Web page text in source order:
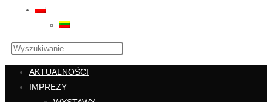
AKTUALNOŚCI
IMPREZY